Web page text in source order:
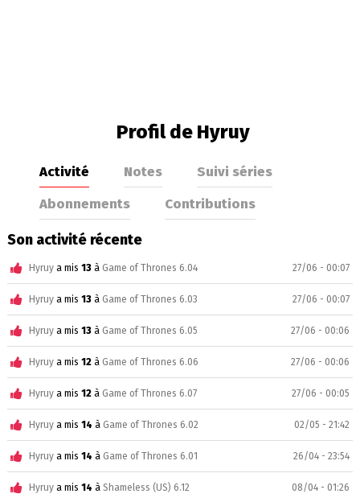
Profil de Hyruy
Activité Notes
Suivi séries
Abonnements
Contributions
Son activité récente
Hyruya mis 13à Game of Thrones 6.04 27/06 - 00:07
Hyruya mis 13à Game of Thrones 6.03 27/06 - 00:07
Hyruya mis 13à Game of Thrones 6.05 27/06 - 00:06
Hyruya mis 12à Game of Thrones 6.06 27/06 - 00:06
Hyruya mis 12à Game of Thrones 6.07 27/06 - 00:05
Hyruya mis 14 à Game of Thrones 6.02 02/05 - 21:42
Hyruya mis 14 à Game of Thrones 6.01 26/04 - 23:54
Hyruya mis 14 à Shameless (US) 6.12 08/04 - 01:26